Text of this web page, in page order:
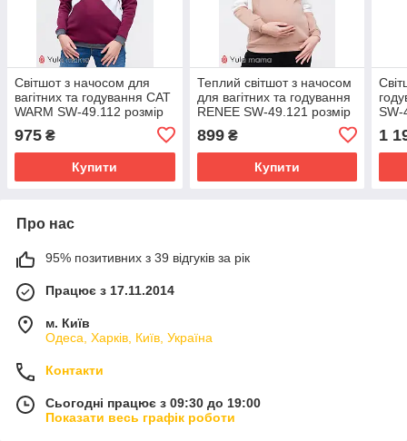
Світшот з начосом для
вагітних та годування CAT
WARM SW-49.112 розмір
975 ₴
Купити
Теплий світшот з начосом
для вагітних та годування
RENEE SW-49.121 розмір
899₴
Купити
SW-
1
Про нас
95% позитивних з 39 відгуків за рік
Працює з 17.11.2014
м. Київ
Одеса, Харків, Київ, Україна
Контакти
Сьогодні працює з 09:30 до 19:00
Показати весь графік роботи